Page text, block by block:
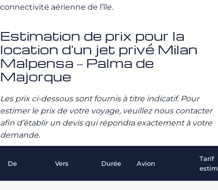
connectivité aérienne de l’île.
Estimation de prix pour la
location d'un jet privé Milan
Malpensa – Palma de
Majorque
Les prix ci-dessous sont fournis à titre indicatif. Pour
estimer le prix de votre voyage, veuillez nous contacter
afin d’établir un devis qui répondra exactement à votre
demande.
De Vers Durée Avion
Tarif